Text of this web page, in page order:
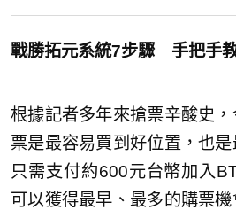
戰勝拓元系統7步驟 手把手
根據記者多年來搶票辛酸史
票是最容易買到好位置，也是
只需支付約600元台幣加入
可以獲得最早、最多的購票